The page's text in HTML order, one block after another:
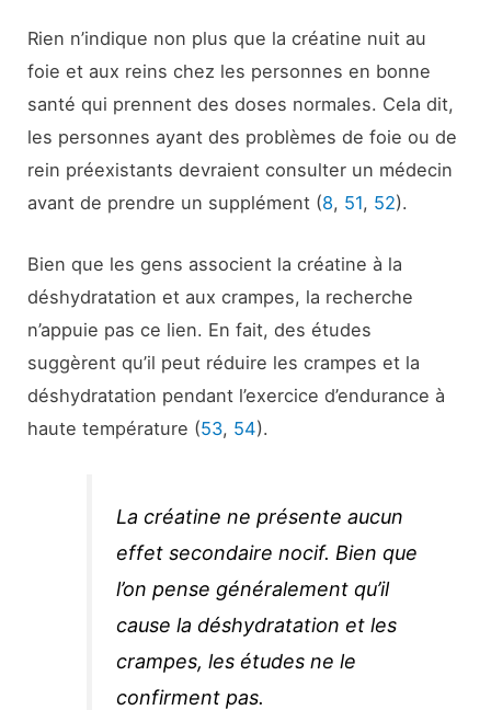
Rien n’indique non plus que la créatine nuit au
foie et aux reins chez les personnes en bonne
santé qui prennent des doses normales. Cela dit,
les personnes ayant des problèmes de foie ou de
rein préexistants devraient consulter un médecin
avant de prendre un supplément (8, 51, 52).
Bien que les gens associent la créatine à la
déshydratation et aux crampes, la recherche
n’appuie pas ce lien. En fait, des études
suggèrent qu’il peut réduire les crampes et la
déshydratation pendant l’exercice d’endurance à
haute température (53, 54).
La créatine ne présente aucun
effet secondaire nocif. Bien que
l’on pense généralement qu’il
cause la déshydratation et les
crampes, les études ne le
confirment pas.